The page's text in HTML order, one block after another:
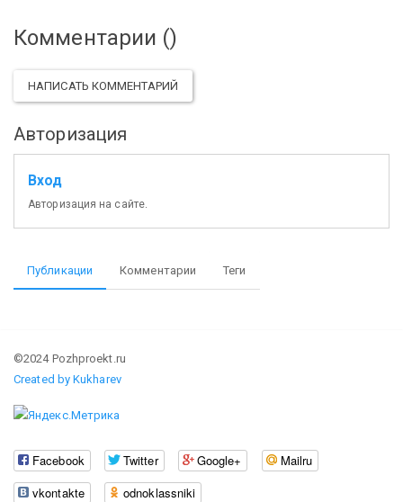
Комментарии ()
НАПИСАТЬ КОММЕНТАРИЙ
Авторизация
Вход
Авторизация на сайте.
Публикации Комментарии Теги
©2024 Pozhproekt.ru
Created by Kukharev
Facebook Twitter Google+
Mailru
vkontakte
odnoklassniki